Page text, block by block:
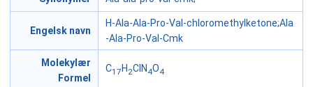
Engelsk navn
H-Ala-Ala-Pro-Val-chloromethylketone;Ala
-Ala-Pro-Val-Cmk
Molekylær
Formel
C17 H 2ClN 4O4